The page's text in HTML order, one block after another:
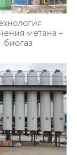
метана –
биогаз